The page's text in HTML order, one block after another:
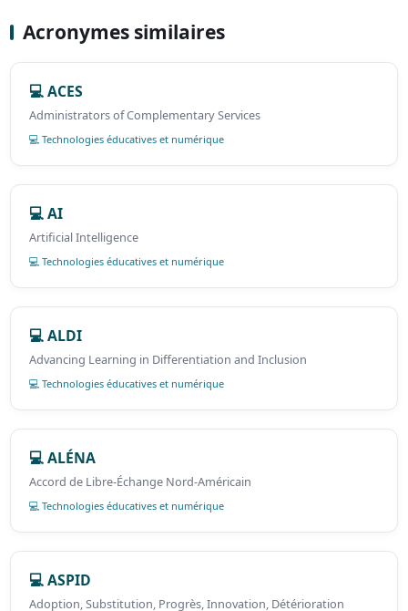
Acronymes similaires
💻 ACES
Administrators of Complementary Services
💻 Technologies éducatives et numérique
💻 AI
Artificial Intelligence
💻 Technologies éducatives et numérique
💻 ALDI
Advancing Learning in Differentiation and Inclusion
💻 Technologies éducatives et numérique
💻 ALÉNA
Accord de Libre-Échange Nord-Américain
💻 Technologies éducatives et numérique
💻 ASPID
Adoption, Substitution, Progrès, Innovation, Détérioration